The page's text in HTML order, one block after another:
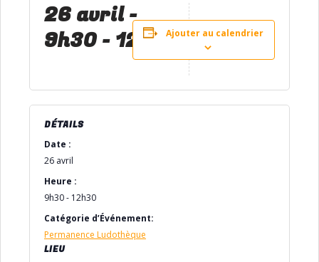
26 avril -
9h30-12h30Ajouter au calendrier
DÉTAILS
Date :
26 avril
Heure :
9h30 - 12h30
Catégorie d’Événement:
Permanence Ludothèque
LIEU